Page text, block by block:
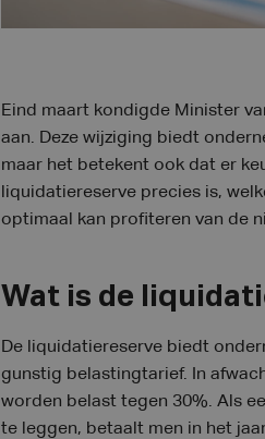
Eind maart kondigde Minister
aan. Deze wijziging biedt
maar het betekent ook dat er
liquidatiereserve precies is,
optimaal kan profiteren van de
Wat is de
De liquidatiereserve biedt
gunstig belastingtarief. In
worden belast tegen 30%. Als
te leggen, betaalt men in het